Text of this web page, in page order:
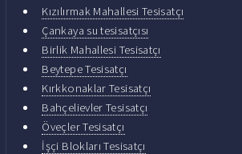
Kızılırmak Mahallesi Tesisatçı
Çankaya su tesisatçısı
Birlik Mahallesi Tesisatçı
Beytepe Tesisatçı
Kırkkonaklar Tesisatçı
Bahçelievler Tesisatçı
Öveçler Tesisatçı
İşçi Blokları Tesisatçı